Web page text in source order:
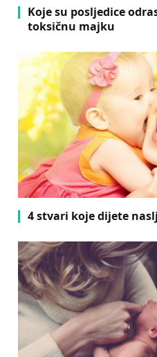
Koje su posljedice
toksičnu majku
4 stvari koje dijete